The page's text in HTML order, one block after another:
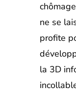
ne se
profite
la 3D